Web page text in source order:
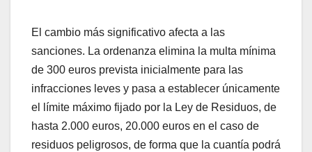
El cambio más significativo afecta a las
sanciones. La ordenanza elimina la multa mínima
de 300 euros prevista inicialmente para las
infracciones leves y pasa a establecer únicamente
el límite máximo fijado por la Ley de Residuos, de
hasta 2.000 euros, 20.000 euros en el caso de
residuos peligrosos, de forma que la cuantía podrá